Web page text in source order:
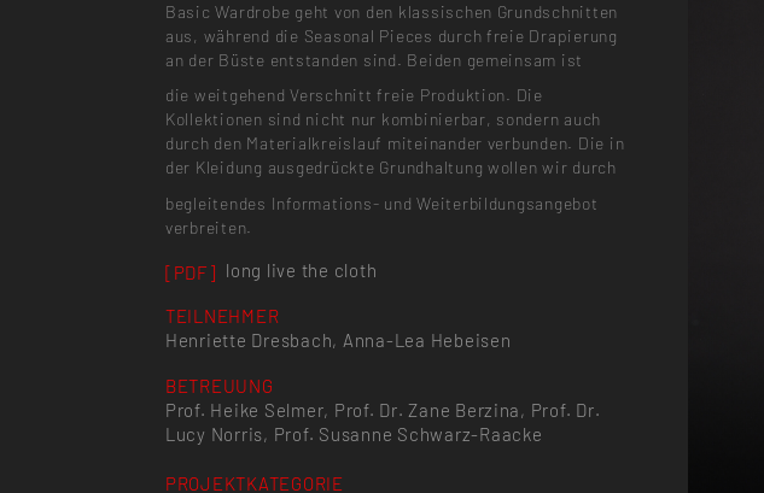
Basic Wardrobe geht von den klassischen Grundschnitten
aus, während die Seasonal Pieces durch freie Drapierung
an der Büste entstanden sind. Beiden gemeinsam ist
die weitgehend Verschnitt freie Produktion. Die
Kollektionen sind nicht nur kombinierbar, sondern auch
durch den Materialkreislauf miteinander verbunden. Die in
der Kleidung ausgedrückte Grundhaltung wollen wir durch
begleitendes Informations- und Weiterbildungsangebot
verbreiten.
[PDF] long live the cloth
TEILNEHMER
Henriette Dresbach, Anna-Lea Hebeisen
BETREUUNG
Prof. Heike Selmer, Prof. Dr. Zane Berzina, Prof. Dr.
Lucy Norris, Prof. Susanne Schwarz-Raacke
PROJEKTKATEGORIE